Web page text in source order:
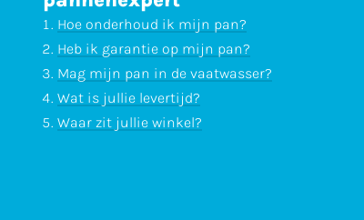
Hoe onderhoud ik mijn pan?
Heb ik garantie op mijn pan?
Mag mijn pan in de vaatwasser?
Wat is jullie levertijd?
Waar zit jullie winkel?